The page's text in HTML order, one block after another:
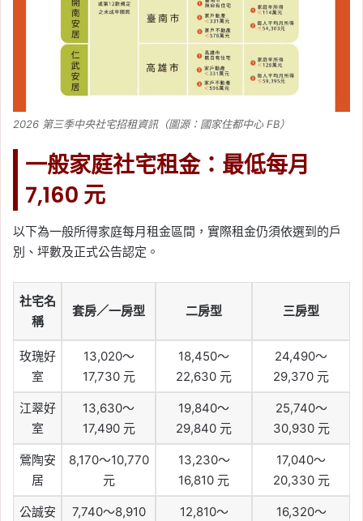
2026 第三季中央社宅招租資訊（圖源：國家住都中心 FB）
一般家庭社宅租金：最低每月
7,160 元
以下為一般所得家庭每月租金區間，實際租金仍須依選到的戶
別、坪數及正式公告認定。
社宅名
稱
套房／一房型 二房型 三房型
玫瑰好
室
13,020～
17,730 元
18,450～
22,630 元
24,490～
29,370 元
江翠好
室
13,630～
17,490 元
19,840～
29,840 元
25,740～
30,930 元
鶯陶安
居
8,170～10,770
元
13,230～
16,810 元
17,040～
20,330 元
公誠安
7,740～8,910
12,810～
16,320～